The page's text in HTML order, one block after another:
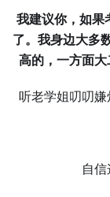
我建议你，如果
了。我身边大多
高的，一方面
听老学姐叨叨嫌
自